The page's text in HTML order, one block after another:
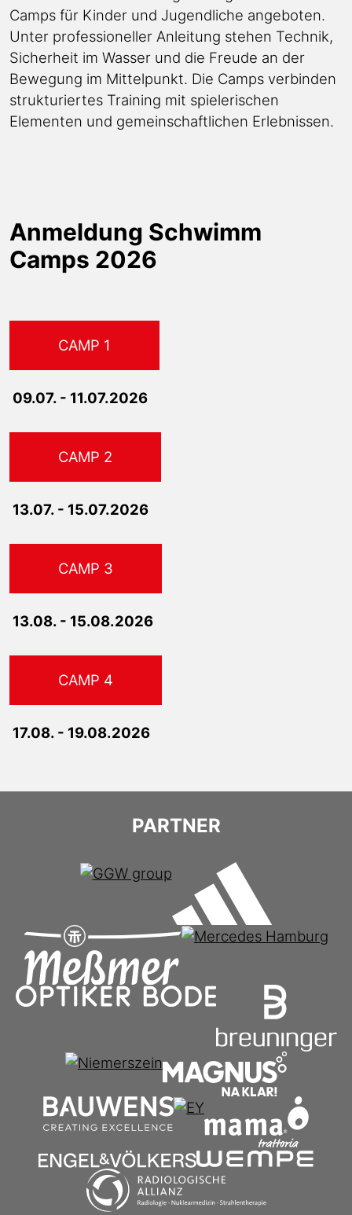
Camps für Kinder und Jugendliche angeboten.
Unter professioneller Anleitung stehen Technik,
Sicherheit im Wasser und die Freude an der
Bewegung im Mittelpunkt. Die Camps verbinden
strukturiertes Training mit spielerischen
Elementen und gemeinschaftlichen Erlebnissen.
Anmeldung Schwimm
Camps 2026
CAMP 1
09.07. - 11.07.2026
CAMP 2
13.07. - 15.07.2026
CAMP 3
13.08. - 15.08.2026
CAMP 4
17.08. - 19.08.2026
PARTNER